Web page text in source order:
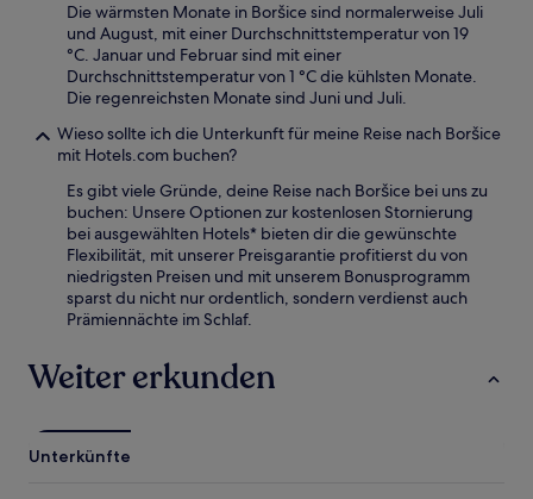
Die wärmsten Monate in Boršice sind normalerweise Juli
und August, mit einer Durchschnittstemperatur von 19
°C. Januar und Februar sind mit einer
Durchschnittstemperatur von 1 °C die kühlsten Monate.
Die regenreichsten Monate sind Juni und Juli.
Wieso sollte ich die Unterkunft für meine Reise nach Boršice
mit Hotels.com buchen?
Es gibt viele Gründe, deine Reise nach Boršice bei uns zu
buchen: Unsere Optionen zur kostenlosen Stornierung
bei ausgewählten Hotels* bieten dir die gewünschte
Flexibilität, mit unserer Preisgarantie profitierst du von
niedrigsten Preisen und mit unserem Bonusprogramm
sparst du nicht nur ordentlich, sondern verdienst auch
Prämiennächte im Schlaf.
Weiter erkunden
Unterkünfte